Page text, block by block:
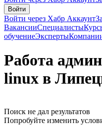
Войти
Войти через Хабр Аккаунт
ВакансииСпециалисты
обучениеЭксперты
Работа
linux в
Поиск не дал результатов
Попробуйте изменить